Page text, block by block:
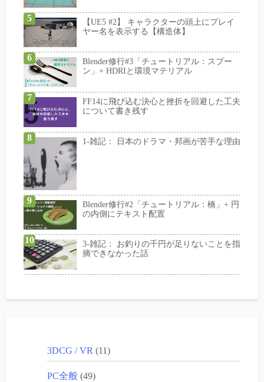
【UE5 #2】 キャラクターの頭上にプレイ
ヤー名を表示する【構造体】
Blender修行#3「チュートリアル：スプー
ン」+ HDRIと環境マテリアル
FF14に飛び込む決心と挫折を回避した工夫
について書き残す
1-雑記： 日本のドラマ・邦画が苦手な理由
Blender修行#2「チュートリアル：橋」+ 円
の内側にテキスト配置
3-雑記： お釣りの千円が足りないことを指
摘できなかった話
3DCG / VR (11)
PC全般 (49)